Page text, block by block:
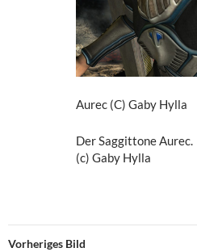
Aurec (C) Gaby Hylla
Der Saggittone Aurec.
(c) Gaby Hylla
Vorheriges Bild